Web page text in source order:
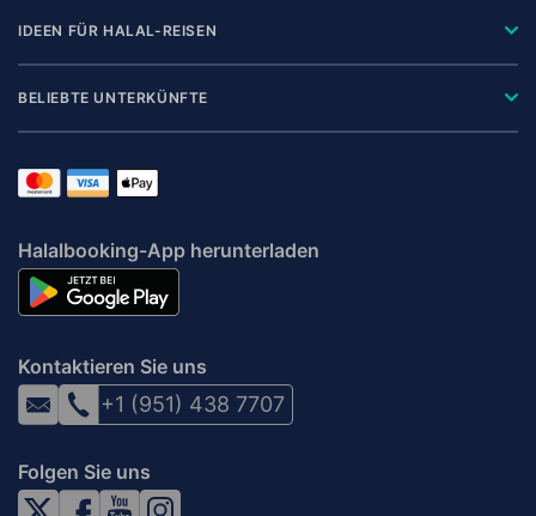
IDEEN FÜR HALAL-REISEN
BELIEBTE UNTERKÜNFTE
Halalbooking-App herunterladen
Kontaktieren Sie uns
+1 (951) 438 7707
Folgen Sie uns